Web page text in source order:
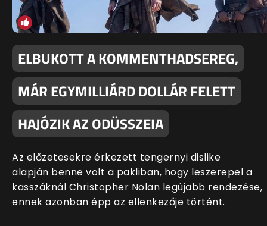
ELBUKOTT A KOMMENTHADSEREG,
MÁR EGYMILLIÁRD DOLLÁR FELETT
HAJÓZIK AZ ODÜSSZEIA
Az előzetesekre érkezett tengernyi dislike
alapján benne volt a pakliban, hogy leszerepel a
kasszáknál Christopher Nolan legújabb rendezése,
ennek azonban épp az ellenkezője történt.